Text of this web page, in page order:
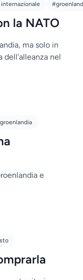
la NATO
ma solo in
dell'alleanza nel
e